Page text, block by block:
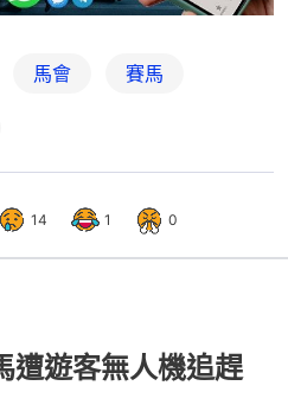
馬會 賽馬
14 1 0
遭遊客無人機追趕